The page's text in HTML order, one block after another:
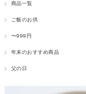
商品一覧
ご飯のお供
〜999円
年末のおすすめ商品
父の日